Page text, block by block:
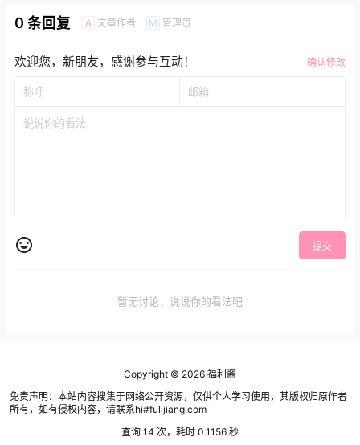
0 条回复 A 文章作者 M 管理员
欢迎您，新朋友，感谢参与互动！ 确认修改
提交
暂无讨论，说说你的看法吧
Copyright © 2026 福利酱
免责声明：本站内容搜集于网络公开资源，仅供个人学习使用，其版权归原作者
所有，如有侵权内容，请联系hi#fulijiang.com
查询 14 次，耗时 0.1156 秒